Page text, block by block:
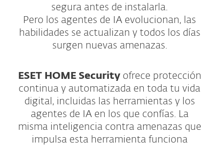
segura antes de instalarla.
Pero los agentes de IA evolucionan, las
habilidades se actualizan y todos los días
surgen nuevas amenazas.
ESET HOME Security ofrece protección
continua y automatizada en toda tu vida
digital, incluidas las herramientas y los
agentes de IA en los que confías. La
misma inteligencia contra amenazas que
impulsa esta herramienta funciona